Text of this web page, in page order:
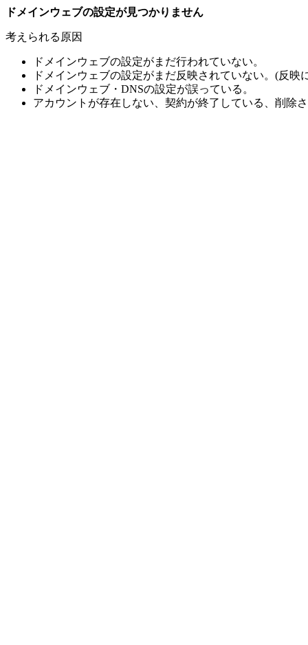
ドメインウェブの設定が見つかりません
考えられる原因
ドメインウェブの設定がまだ行われていない。
ドメインウェブの設定がまだ反映されていない。(反
ドメインウェブ・DNSの設定が誤っている。
アカウントが存在しない、契約が終了している、削除